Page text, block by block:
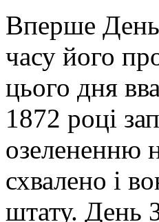
Вперше День
часу його
цього дня
1872 році
озелененню
схвалено і
штату. День